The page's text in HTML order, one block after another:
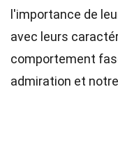
l'importance de
avec leurs
comportement
admiration et